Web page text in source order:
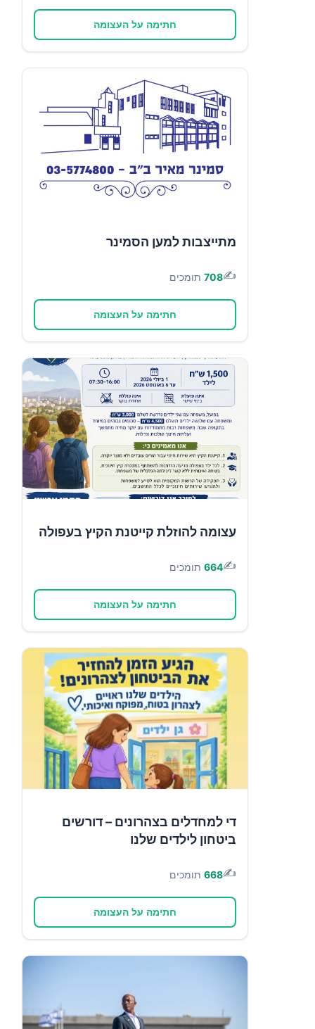
חתימה על העצומה
מתייצבות למען הסמינר
✍️
708 תומכים
חתימה על העצומה
עצומה להוזלת קייטנת הקיץ בעפולה
✍️
664 תומכים
חתימה על העצומה
די למחדלים בצהרונים – דורשים
ביטחון לילדים שלנו
✍️
668 תומכים
חתימה על העצומה